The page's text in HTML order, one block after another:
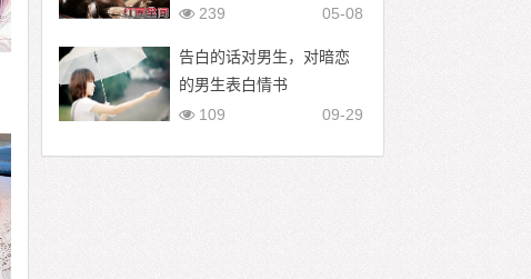
内幕
05-08
239
告白的话对男生，对暗恋
的男生表白情书
09-29
109